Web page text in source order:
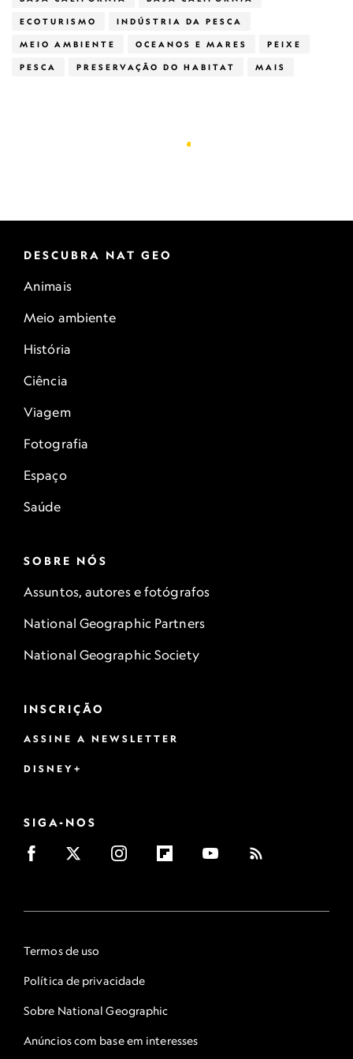
ECOTURISMO INDÚSTRIA DA PESCA
MEIO AMBIENTE OCEANOS E MARES PEIXE
PESCA PRESERVAÇÃO DO HABITAT MAIS
DESCUBRA NAT GEO
Animais
Meio ambiente
História
Ciência
Viagem
Fotografia
Espaço
Saúde
SOBRE NÓS
Assuntos, autores e fotógrafos
National Geographic Partners
National Geographic Society
INSCRIÇÃO
ASSINE A NEWSLETTER
DISNEY+
SIGA-NOS
Termos de uso
Política de privacidade
Sobre National Geographic
Anúncios com base em interesses